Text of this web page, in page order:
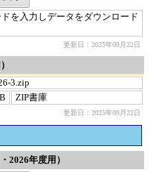
を入力しデータをダウンロード
更新日：2025年09月22日
3.zip
ZIP書庫
更新日：2025年09月22日
2026年度用）